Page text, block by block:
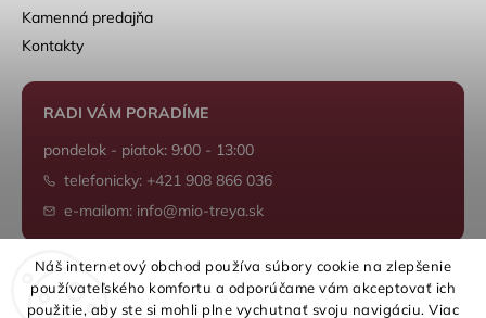
Náš internetový obchod používa súbory cookie na zlepšenie
používateľského komfortu a odporúčame vám akceptovať ich
použitie, aby ste si mohli plne vychutnať svoju navigáciu. Viac
Kamenná predajňa
Kontakty
RADI VÁM PORADÍME
pondelok - piatok: 9:00 - 13:00
telefonicky: +421 908 866 036
e-mailom: info@mio-treya.sk
Shoptet.sk